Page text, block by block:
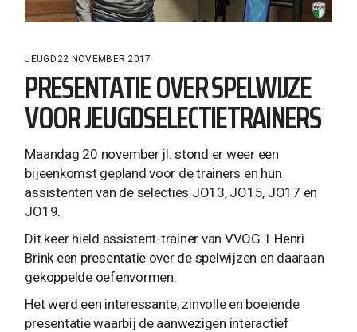
JEUGD22 NOVEMBER 2017
PRESENTATIE OVER SPELWIJZE
VOOR JEUGDSELECTIETRAINERS
Maandag 20 november jl. stond er weer een
bijeenkomst gepland voor de trainers en hun
assistenten van de selecties JO13, JO15, JO17 en
JO19.
Dit keer hield assistent-trainer van VVOG 1 Henri
Brink een presentatie over de spelwijzen en daaraan
gekoppelde oefenvormen.
Het werd een interessante, zinvolle en boeiende
presentatie waarbij de aanwezigen interactief